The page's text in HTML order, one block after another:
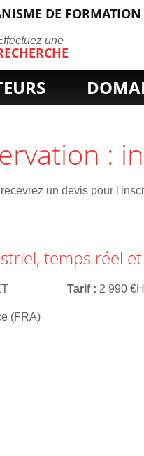
DE
une
RECHERCHE
:
un devis pour
temps réel
Tarif 2 990
(FRA)